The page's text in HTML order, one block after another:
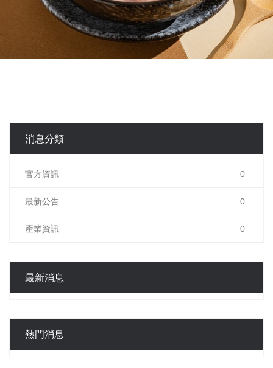
消息分類
官方資訊 0
最新公告 0
產業資訊 0
最新消息
熱門消息